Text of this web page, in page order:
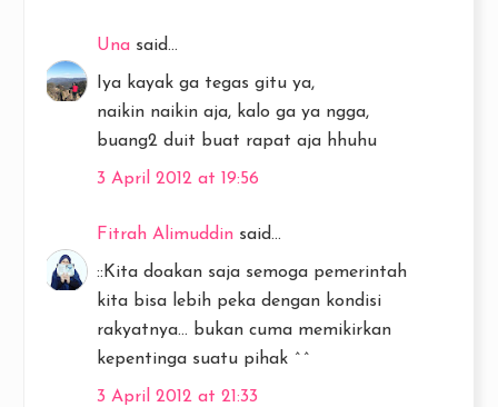
Una said...
Iya kayak ga tegas gitu ya,
naikin naikin aja, kalo ga ya ngga,
buang2 duit buat rapat aja hhuhu
3 April 2012 at 19:56
Fitrah Alimuddin said...
::Kita doakan saja semoga pemerintah
kita bisa lebih peka dengan kondisi
rakyatnya... bukan cuma memikirkan
kepentinga suatu pihak ^^
3 April 2012 at 21:33